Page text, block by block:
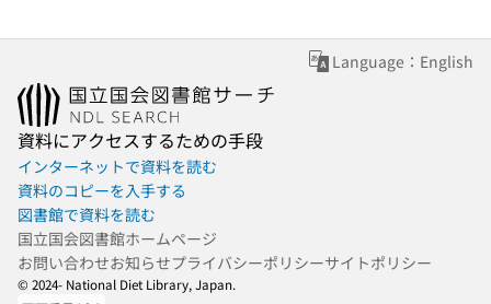
Language：English
資料にアクセスするための手段
インターネットで資料を読む
資料のコピーを入手する
図書館で資料を読む
国立国会図書館ホームページ
お問い合わせお知らせプライバシーポリシーサイトポリシー
© 2024- National Diet Library, Japan.